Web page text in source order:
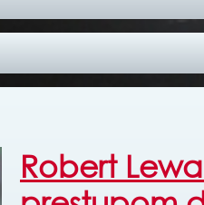
Robert